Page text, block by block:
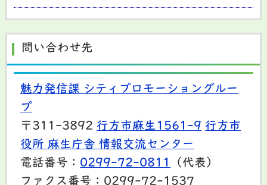
問い合わせ先
魅力発信課 シティプロモーショングルー
プ
〒311-3892 行方市麻生1561-9 行方市
役所 麻生庁舎 情報交流センター
電話番号： 0299-72-0811
（代表）
ファクス番号：0299-72-1537